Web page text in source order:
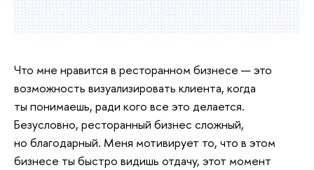
Что мне нравится в ресторанном бизнесе — это
возможность визуализировать клиента, когда
ты понимаешь, ради кого все это делается.
Безусловно, ресторанный бизнес сложный,
но благодарный. Меня мотивирует то, что в этом
бизнесе ты быстро видишь отдачу, этот момент